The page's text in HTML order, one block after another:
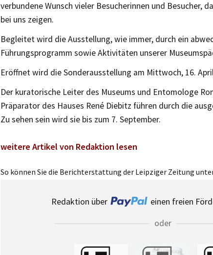
verbundene Wunsch vieler Besucherinnen und Besucher,
bei uns zeigen.
Begleitet wird die Ausstellung, wie immer, durch ein
Führungsprogramm sowie Aktivitäten unserer
Eröffnet wird die Sonderausstellung am Mittwoch, 16.
Der kuratorische Leiter des Museums und Entomologe
Präparator des Hauses René Diebitz führen durch die
Zu sehen sein wird sie bis zum 7. September.
weitere Artikel von Redaktion lesen
So können Sie die Berichterstattung der Leipziger Zeitung
Redaktion über
einen freien
oder